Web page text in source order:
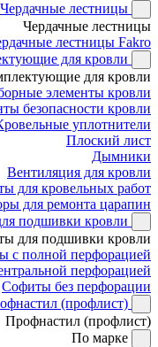
Чердачные лестницы
Чердачные лестницы
лестницы Fakro
для кровли
для кровли
элементы кровли
безопасности кровли
уплотнители
Плоский лист
Дымники
Вентиляция для кровли
для кровельных работ
для ремонта царапин
подшивки кровли
для подшивки кровли
с полной перфорацией
перфорацией
Софиты без перфорации
(профлист)
Профнастил (профлист)
По марке